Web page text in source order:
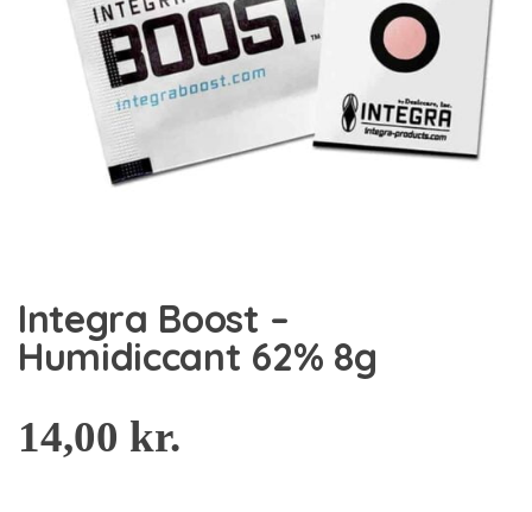
Integra Boost –
Humidiccant 62% 8g
14,00 kr.